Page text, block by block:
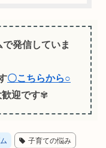
発信していま
〇こちらから○
歓迎です✾
子育ての悩み